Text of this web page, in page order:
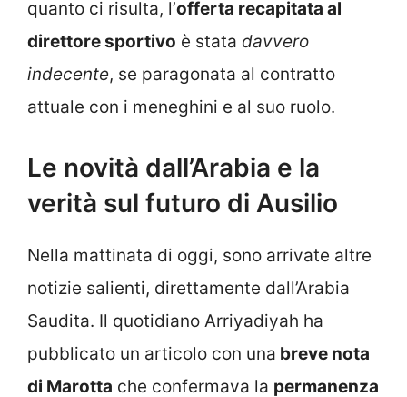
quanto ci risulta, l’offerta recapitata al
direttore sportivo è stata davvero
indecente, se paragonata al contratto
attuale con i meneghini e al suo ruolo.
Le novità dall’Arabia e la
verità sul futuro di Ausilio
Nella mattinata di oggi, sono arrivate altre
notizie salienti, direttamente dall’Arabia
Saudita. Il quotidiano Arriyadiyah ha
pubblicato un articolo con una breve nota
di Marotta che confermava la permanenza